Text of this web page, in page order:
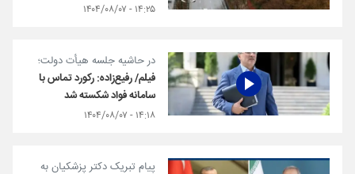
۱۴:۲۵ - ۱۴۰۴/۰۸/۰۷
در حاشیه جلسه هیأت دولت؛
فیلم/ رفیع‌زاده: رکورد تماس با
سامانه فواد شکسته شد
۱۴:۱۸ - ۱۴۰۴/۰۸/۰۷
پیام تبریک دکتر پزشکیان به